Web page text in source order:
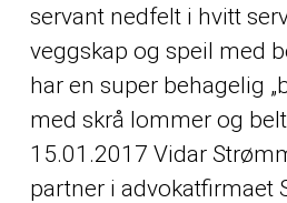
servant nedfelt i hvitt
veggskap og speil med
har en super behagelig
med skrå lommer og
15.01.2017 Vidar
partner i advokatfirmaet